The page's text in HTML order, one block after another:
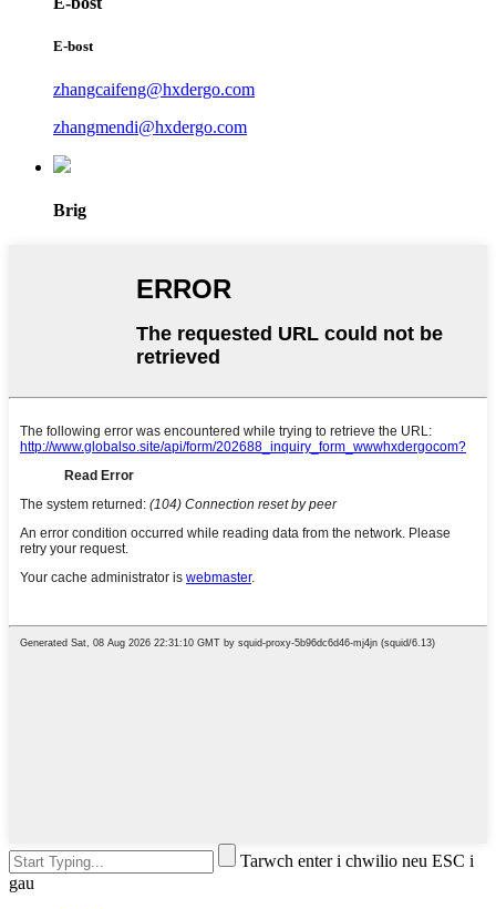
E-bost
zhangcaifeng@hxdergo.com
zhangmendi@hxdergo.com
Brig
Tarwch enter i chwilio neu ESC i
gau